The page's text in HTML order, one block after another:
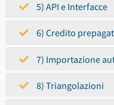
5) API e Interfacce
6) Credito
7) Importazione
8) Triangolazioni